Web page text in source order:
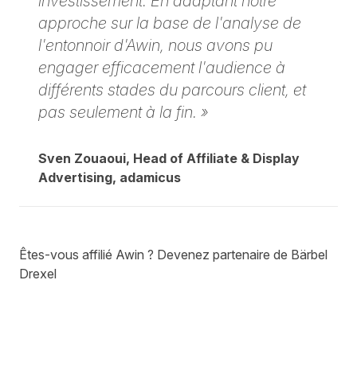
approche sur la base de l'analyse de
l'entonnoir d'Awin, nous avons pu
engager efficacement l'audience à
différents stades du parcours client, et
pas seulement à la fin. »
Sven Zouaoui, Head of Affiliate & Display
Advertising, adamicus
Êtes-vous affilié Awin ? Devenez partenaire de Bärbel
Drexel